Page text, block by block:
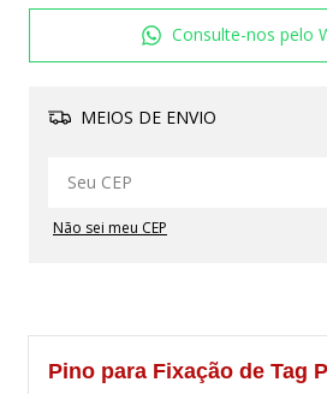
Consulte-nos pelo
MEIOS DE ENVIO
Não sei meu CEP
Pino para Fixação de Tag